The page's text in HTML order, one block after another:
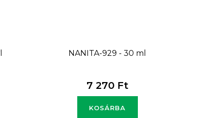
NANITA-929 - 30 ml
7 270 Ft
KOSÁRBA